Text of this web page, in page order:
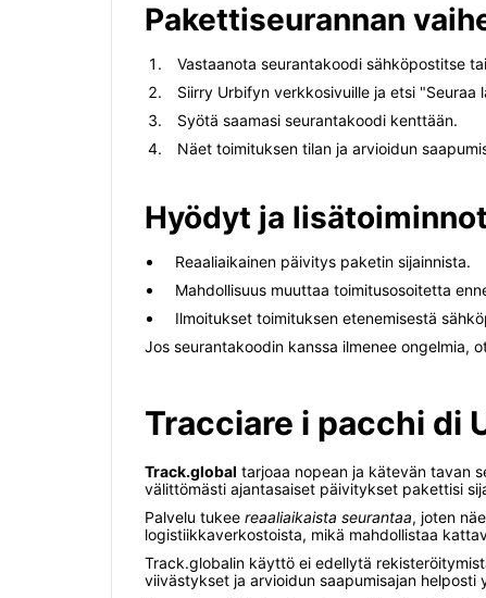
Pakettiseurannan
Vastaanota seurantakoodi sähköpostitse
Siirry Urbifyn verkkosivuille ja etsi "Seuraa
Syötä saamasi seurantakoodi kenttään.
Näet toimituksen tilan ja arvioidun
Hyödyt ja lisätoiminnot
Reaaliaikainen päivitys paketin sijainnista.
Mahdollisuus muuttaa toimitusosoitetta
Ilmoitukset toimituksen etenemisestä
Jos seurantakoodin kanssa ilmenee ongelmia,
Tracciare i pacchi di
Track.global tarjoaa nopean ja kätevän tavan
välittömästi ajantasaiset päivitykset pakettisi
Palvelu tukee reaaliaikaista seurantaa, joten
logistiikkaverkostoista, mikä mahdollistaa
Track.globalin käyttö ei edellytä
viivästykset ja arvioidun saapumisajan helposti